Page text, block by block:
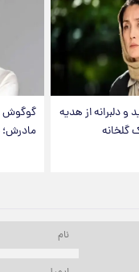
و دلبرانه از هدیه
گلخانه
گوگوش
مادرش؛